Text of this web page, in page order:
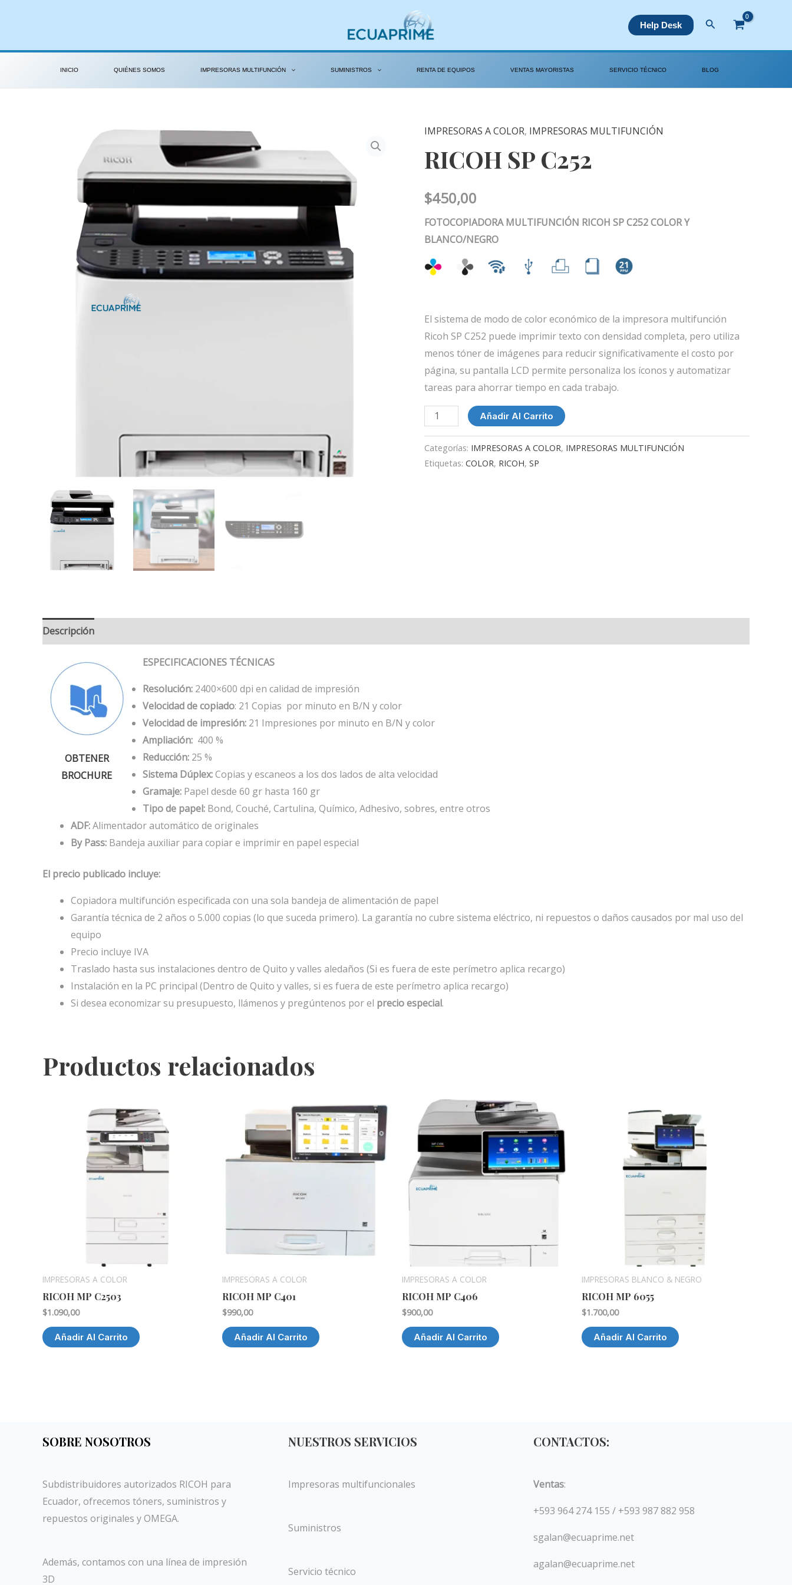
Help Desk Buscar
INICIO QUIÉNES SOMOS IMPRESORAS MULTIFUNCIÓN SUMINISTROS RENTA DE EQUIPOS VENTAS MAYORISTAS SERVICIO TÉCNICO BLOG
IMPRESORAS A COLOR, IMPRESORAS MULTIFUNCIÓN
RICOH SP C252
$450,00
FOTOCOPIADORA MULTIFUNCIÓN RICOH SP C252 COLOR Y
BLANCO/NEGRO
El sistema de modo de color económico de la impresora multifunción
Ricoh SP C252 puede imprimir texto con densidad completa, pero utiliza
menos tóner de imágenes para reducir significativamente el costo por
página, su pantalla LCD permite personaliza los íconos y automatizar
tareas para ahorrar tiempo en cada trabajo.
RICOH
SP
C252
Añadir Al Carrito
Categorías: IMPRESORAS A COLOR, IMPRESORAS MULTIFUNCIÓN
Etiquetas: COLOR, RICOH, SP
Descripción
OBTENER
BROCHURE
ESPECIFICACIONES TÉCNICAS
Resolución: 2400×600 dpi en calidad de impresión
Velocidad de copiado: 21 Copias por minuto en B/N y color
Velocidad de impresión: 21 Impresiones por minuto en B/N y color
Ampliación: 400 %
Reducción: 25 %
Sistema Dúplex:Copias y escaneos a los dos lados de alta velocidad
Gramaje: Papel desde 60 gr hasta 160 gr
Tipo de papel: Bond, Couché, Cartulina, Químico, Adhesivo, sobres, entre otros
ADF:Alimentador automático de originales
By Pass: Bandeja auxiliar para copiar e imprimir en papel especial
El precio publicado incluye:
Copiadora multifunción especificada con una sola bandeja de alimentación de papel
Garantía técnica de 2 años o 5.000 copias (lo que suceda primero). La garantía no cubre sistema eléctrico, ni repuestos o daños causados por mal uso del
equipo
Precio incluye IVA
Traslado hasta sus instalaciones dentro de Quito y valles aledaños (Si es fuera de este perímetro aplica recargo)
Instalación en la PC principal (Dentro de Quito y valles, si es fuera de este perímetro aplica recargo)
Si desea economizar su presupuesto, llámenos y pregúntenos por el precio especial.
Productos relacionados
IMPRESORAS A COLOR
RICOH MP C2503
$1.090,00
Añadir Al Carrito
IMPRESORAS A COLOR
RICOH MP C401
$990,00
Añadir Al Carrito
IMPRESORAS A COLOR
RICOH MP C406
$900,00
Añadir Al Carrito
IMPRESORAS BLANCO & NEGRO
RICOH MP 6055
$1.700,00
Añadir Al Carrito
SOBRE NOSOTROS
Subdistribuidores autorizados RICOH para
Ecuador, ofrecemos tóners, suministros y
repuestos originales y OMEGA.
Además, contamos con una línea de impresión
3D
NUESTROS SERVICIOS
Impresoras multifuncionales
Suministros
Servicio técnico
CONTACTOS:
Ventas:
+593 964 274 155 / +593 987 882 958
sgalan@ecuaprime.net
agalan@ecuaprime.net